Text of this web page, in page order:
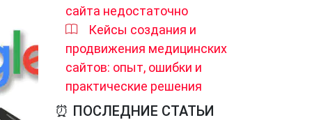
сайта недостаточно
Кейсы создания и
продвижения медицинских
сайтов: опыт, ошибки и
практические решения
⏰ ПОСЛЕДНИЕ СТАТЬИ